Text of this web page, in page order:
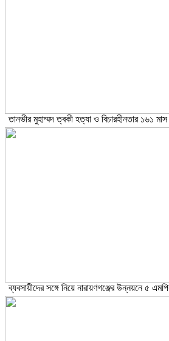
তানভীর মুহাম্মদ ত্বকী হত্যা ও বিচারহীনতার ১৬১
ব্যবসায়ীদের সঙ্গে নিয়ে নারায়ণগঞ্জের উন্নয়নে ৫